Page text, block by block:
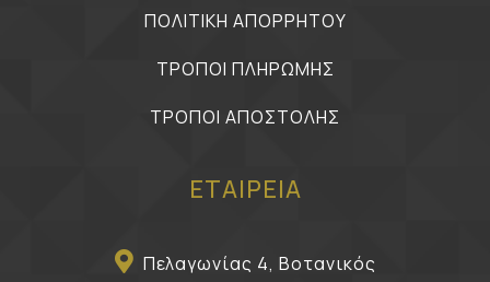
ΠΟΛΙΤΙΚΗ ΑΠΟΡΡΗΤΟΥ
ΤΡΟΠΟΙ ΠΛΗΡΩΜΗΣ
ΤΡΟΠΟΙ ΑΠΟΣΤΟΛΗΣ
ΕΤΑΙΡΕΙΑ
Πελαγωνίας 4, Βοτανικός